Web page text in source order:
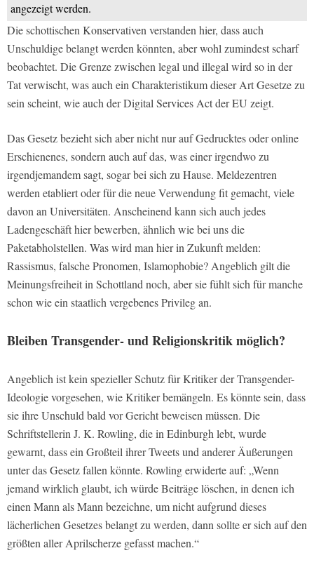
angezeigt werden.
Die schottischen Konservativen verstanden hier, dass auch
Unschuldige belangt werden könnten, aber wohl zumindest scharf
beobachtet. Die Grenze zwischen legal und illegal wird so in der
Tat verwischt, was auch ein Charakteristikum dieser Art Gesetze zu
sein scheint, wie auch der Digital Services Act der EU zeigt.
Das Gesetz bezieht sich aber nicht nur auf Gedrucktes oder online
Erschienenes, sondern auch auf das, was einer irgendwo zu
irgendjemandem sagt, sogar bei sich zu Hause. Meldezentren
werden etabliert oder für die neue Verwendung fit gemacht, viele
davon an Universitäten. Anscheinend kann sich auch jedes
Ladengeschäft hier bewerben, ähnlich wie bei uns die
Paketabholstellen. Was wird man hier in Zukunft melden:
Rassismus, falsche Pronomen, Islamophobie? Angeblich gilt die
Meinungsfreiheit in Schottland noch, aber sie fühlt sich für manche
schon wie ein staatlich vergebenes Privileg an.
Bleiben Transgender- und Religionskritik möglich?
Angeblich ist kein spezieller Schutz für Kritiker der Transgender-
Ideologie vorgesehen, wie Kritiker bemängeln. Es könnte sein, dass
sie ihre Unschuld bald vor Gericht beweisen müssen. Die
Schriftstellerin J. K. Rowling, die in Edinburgh lebt, wurde
gewarnt, dass ein Großteil ihrer Tweets und anderer Äußerungen
unter das Gesetz fallen könnte. Rowling erwiderte auf: „Wenn
jemand wirklich glaubt, ich würde Beiträge löschen, in denen ich
einen Mann als Mann bezeichne, um nicht aufgrund dieses
lächerlichen Gesetzes belangt zu werden, dann sollte er sich auf den
größten aller Aprilscherze gefasst machen.“